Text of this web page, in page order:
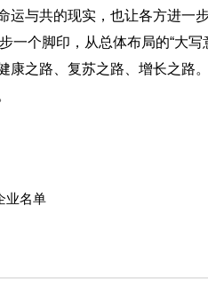
与共的现实，也让各方进一
个脚印，从总体布局的“大写
之路、复苏之路、增长之路
业名单